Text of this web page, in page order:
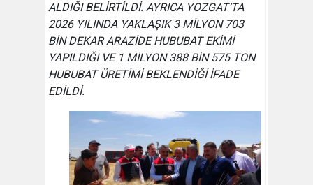
ALDIĞI BELİRTİLDİ. AYRICA YOZGAT’TA
2026 YILINDA YAKLAŞIK 3 MİLYON 703
BİN DEKAR ARAZİDE HUBUBAT EKİMİ
YAPILDIĞI VE 1 MİLYON 388 BİN 575 TON
HUBUBAT ÜRETİMİ BEKLENDİĞİ İFADE
EDİLDİ.